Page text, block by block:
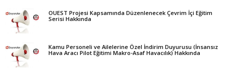
OUEST Projesi Kapsamında Düzenlenecek Çevrim İçi Eğitim
Serisi Hakkında
Kamu Personeli ve Ailelerine Özel İndirim Duyurusu (İnsansız
Hava Aracı Pilot Eğitimi Makro-Asaf Havacılık) Hakkında